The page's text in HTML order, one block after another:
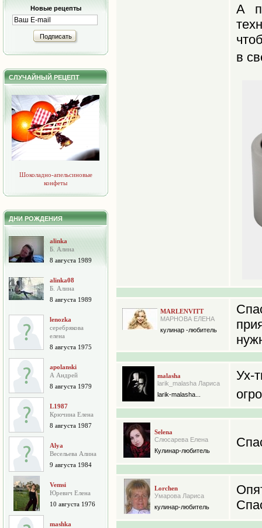
Новые рецепты
Подписать
СЛУЧАЙНЫЙ РЕЦЕПТ
Шоколадно-апельсиновые
конфеты
ДНИ РОЖДЕНИЯ
alinka
Б. Алина
8 августа 1989
alinka08
Б. Алина
8 августа 1989
lenozka
серебрякова
елена
8 августа 1975
apolanski
А Андрей
8 августа 1979
L1987
Крючина Елена
8 августа 1987
Alya
Весельева Алина
9 августа 1984
Vemsi
Юревич Елена
10 августа 1976
mashka
А
в
MARLENVITT
МАРНОВА ЕЛЕНА
кулинар -любитель
malasha
larik_malasha Лариса
larik-malasha...
Selena
Слюсарева Елена
Кулинар-любитель
Lorchen
Умарова Лариса
кулинар-любитель